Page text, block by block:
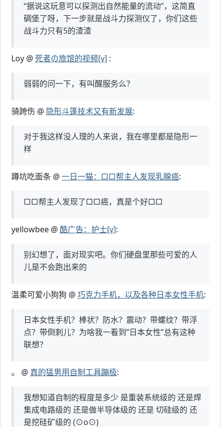
“据说这玩意可以探测出自然能量的流动”，这简直
碉堡了呀，下一步就是战斗力探测仪了，你们这些
战斗力只有5的渣渣
Loy @死者の旅馆的视频[v] :
弱弱的问一下，有叫醒服务么？
骑跨伤 @ 隐形斗篷技术又有新发展:
对于我这样没人理的人来说，我在哪里都是隐形一
样
蹲坑吃面条 @一日一猫：□□帮主人发现乳腺癌:
□□帮主人发现了□□癌，真是个好□□
yellowbee @酷广告：护士[v]:
别幻想了，面对现实吧。你们硬盘里那些可爱的人
儿是不会跑出来的
温柔可爱小狗狗 @巧克力手机，以及各种日本女性手机:
日本女性手机？棒状？防水？震动？带螺纹？带浮
点？带倒刺儿？为啥我一看到”日本女性”总有这种
联想？
。 @ 真的猛男用自制工具蹦极:
我想知道自制的程度是多少 是重装系统级的 还是焊
集成电路级的 还是做半导体级的 还是 切硅级的 还
是挖硅矿级的 (⊙o⊙)